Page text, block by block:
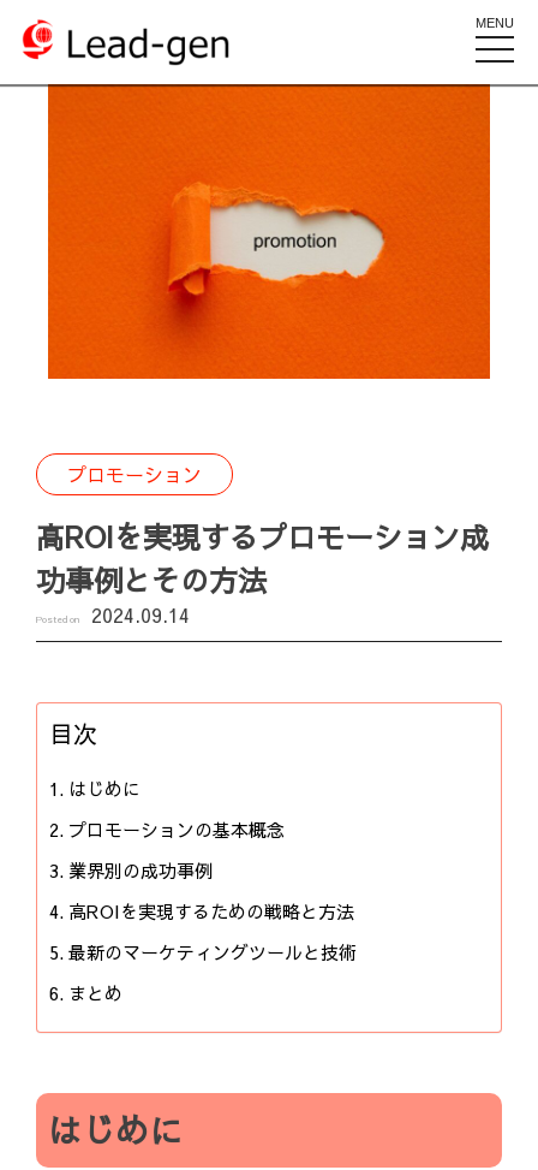
MENU
toggle
プロモーション
高ROIを実現するプロモーション成
功事例とその方法
Posted on 2024.09.14
目次
はじめに
プロモーションの基本概念
業界別の成功事例
高ROIを実現するための戦略と方法
最新のマーケティングツールと技術
まとめ
はじめに